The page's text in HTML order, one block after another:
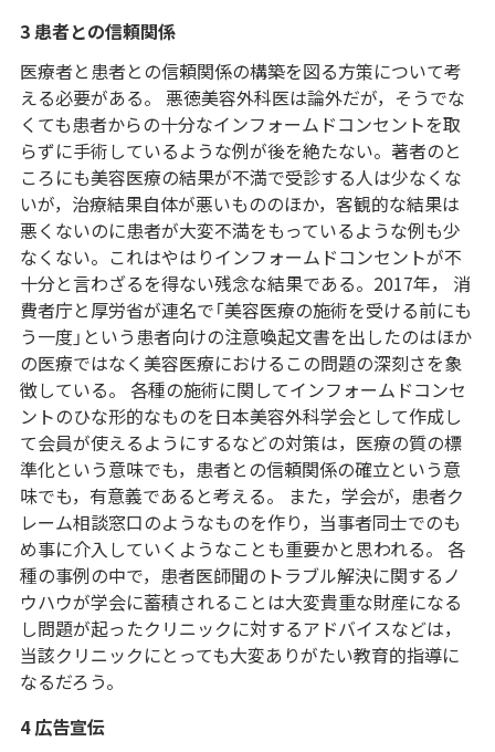
3 患者との信頼関係
医療者と患者との信頼関係の構築を図る方策について考
える必要がある。 悪徳美容外科医は論外だが，そうでな
くても患者からの十分なインフォームドコンセントを取
らずに手術しているような例が後を絶たない。著者のと
ころにも美容医療の結果が不満で受診する人は少なくな
いが，治療結果自体が悪いもののほか，客観的な結果は
悪くないのに患者が大変不満をもっているような例も少
なくない。これはやはりインフォームドコンセントが不
十分と言わざるを得ない残念な結果である。2017年， 消
費者庁と厚労省が連名で「美容医療の施術を受ける前にも
う一度」という患者向けの注意喚起文書を出したのはほか
の医療ではなく美容医療におけるこの問題の深刻さを象
徴している。 各種の施術に関してインフォームドコンセ
ントのひな形的なものを日本美容外科学会として作成し
て会員が使えるようにするなどの対策は，医療の質の標
準化という意味でも，患者との信頼関係の確立という意
味でも，有意義であると考える。 また，学会が，患者ク
レーム相談窓口のようなものを作り，当事者同士でのも
め事に介入していくようなことも重要かと思われる。 各
種の事例の中で，患者医師聞のトラブル解決に関するノ
ウハウが学会に蓄積されることは大変貴重な財産になる
し問題が起ったクリニックに対するアドバイスなどは，
当該クリニックにとっても大変ありがたい教育的指導に
なるだろう。
4 広告宣伝